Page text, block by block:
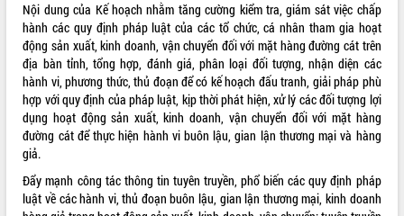
UBND tỉnh Đắk Lắk triển khai nhiệm
vụ 6 tháng cuối năm 2026
Kỳ họp thứ Hai, Hội đồng nhân dân
tỉnh khóa XI quyết nghị nhiều nội dung
quan trọng
Bí thư Tỉnh ủy Lương Nguyễn Minh
Triết thăm, tặng quà người có công với
cách mạng
Rà soát, hoàn thiện hệ thống thiết chế
văn hóa, thể thao đáp ứng yêu cầu
phát triển mới
ALBUM ẢNH
LIÊN KẾT WEB
Nội dung của Kế hoạch nhằm tăng cường kiểm tra, giám sát việc chấp
hành các quy định pháp luật của các tổ chức, cá nhân tham gia hoạt
động sản xuất, kinh doanh, vận chuyển đối với mặt hàng đường cát trên
địa bàn tỉnh, tổng hợp, đánh giá, phân loại đối tượng, nhận diện các
hành vi, phương thức, thủ đoạn để có kế hoạch đấu tranh, giải pháp phù
hợp với quy định của pháp luật, kịp thời phát hiện, xử lý các đối tượng lợi
dụng hoạt động sản xuất, kinh doanh, vận chuyển đối với mặt hàng
đường cát để thực hiện hành vi buôn lậu, gian lận thương mại và hàng
giả.
Đẩy mạnh công tác thông tin tuyên truyền, phổ biến các quy định pháp
luật về các hành vi, thủ đoạn buôn lậu, gian lận thương mại, kinh doanh